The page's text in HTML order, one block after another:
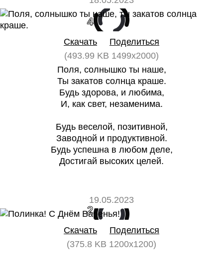
4
Скачать
Поделиться
(493.99 KB 1499x2000)
Поля, солнышко ты наше,
Ты закатов солнца краше.
Будь здорова, и любима,
И, как свет, незаменима.
Будь веселой, позитивной,
Заводной и продуктивной.
Будь успешна в любом деле,
Достигай высоких целей.
19.05.2023
2
Скачать
Поделиться
(375.8 KB 1200x1200)